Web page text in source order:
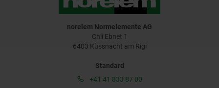
norelem Normelemente AG
Chli Ebnet 1
6403 Küssnacht am Rigi
Standard
+41 41 833 87 00